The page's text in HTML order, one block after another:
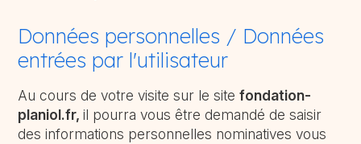
Données personnelles / Données
entrées par l'utilisateur
Au cours de votre visite sur le site fondation-
planiol.fr, il pourra vous être demandé de saisir
des informations personnelles nominatives vous